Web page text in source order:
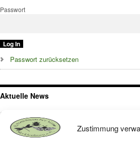
Zustimmung
Passwort
Passwort zurücksetzen
Aktuelle News
Westmecklenburg